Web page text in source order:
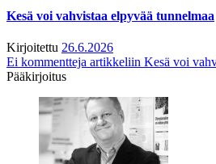
Kesä voi vahvistaa elpyvää tunnelmaa
Kirjoitettu 26.6.2026
Ei kommentteja artikkeliin Kesä voi
Pääkirjoitus